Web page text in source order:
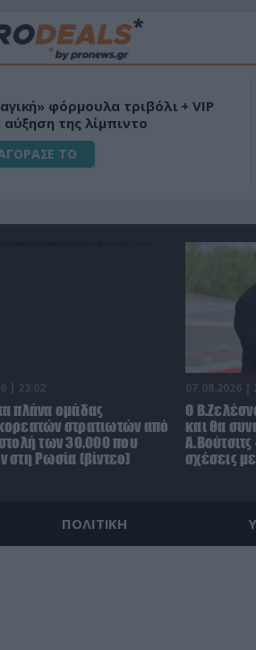
τον κήπο σου με το
Box Μίνι Αλυσοπρίονο με
λιθίου
ΤΟ
| 23:02
πλάνα ομάδας
στρατιωτών από
των 30.000 που
στη Ρωσία (βίντεο)
07.08.2026 |
Ο
και θα
σχέσεις
ΠΟΛΙΤΙΚΗ